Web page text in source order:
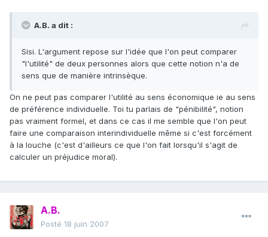
A.B. a dit :
Sisi. L'argument repose sur l'idée que l'on peut comparer
"l'utilité" de deux personnes alors que cette notion n'a de
sens que de manière intrinsèque.
On ne peut pas comparer l'utilité au sens économique ie au sens
de préférence individuelle. Toi tu parlais de "pénibilité", notion
pas vraiment formel, et dans ce cas il me semble que l'on peut
faire une comparaison interindividuelle même si c'est forcément
à la louche (c'est d'ailleurs ce que l'on fait lorsqu'il s'agit de
calculer un préjudice moral).
A.B.
Posté 18 juin 2007